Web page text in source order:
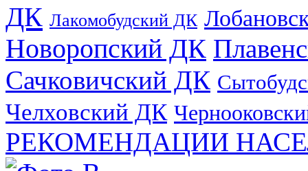
ДК Лакомобудский ДК
Новоропский ДК
Сачковичский ДК
Челховский ДК
РЕКОМЕНДАЦИИ